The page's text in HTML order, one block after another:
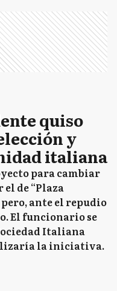
quiso
y
italiana
para cambiar
de “Plaza
pero, ante el repudio
El funcionario se
Italiana
la iniciativa.